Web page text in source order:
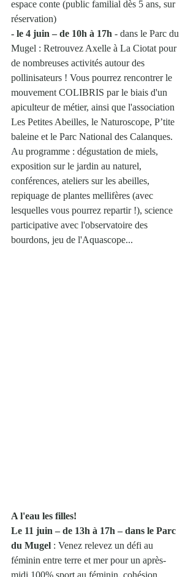
espace conte (public familial dès 5 ans, sur
réservation)
- le 4 juin – de 10h à 17h - dans le Parc du
Mugel : Retrouvez Axelle à La Ciotat pour
de nombreuses activités autour des
pollinisateurs ! Vous pourrez rencontrer le
mouvement COLIBRIS par le biais d'un
apiculteur de métier, ainsi que l'association
Les Petites Abeilles, le Naturoscope, P’tite
baleine et le Parc National des Calanques.
Au programme : dégustation de miels,
exposition sur le jardin au naturel,
conférences, ateliers sur les abeilles,
repiquage de plantes mellifères (avec
lesquelles vous pourrez repartir !), science
participative avec l'observatoire des
bourdons, jeu de l'Aquascope...
A l'eau les filles!
Le 11 juin – de 13h à 17h – dans le Parc
du Mugel : Venez relevez un défi au
féminin entre terre et mer pour un après-